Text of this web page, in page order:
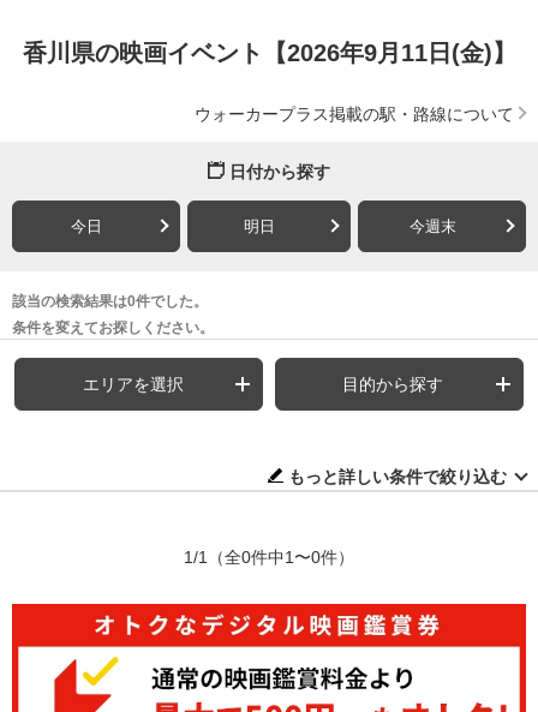
香川県の映画イベント【2026年9月11日(金)】
ウォーカープラス掲載の駅・路線について
日付から探す
今日 明日 今週末
該当の検索結果は0件でした。
条件を変えてお探しください。
エリアを選択 目的から探す
もっと詳しい条件で絞り込む
1/1 （全0件中1〜0件）